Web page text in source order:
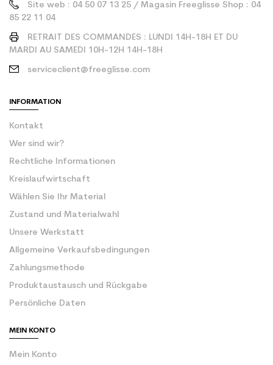
Site web : 04 50 07 13 25 / Magasin Freeglisse Shop : 04
85 22 11 04
RETRAIT DES COMMANDES : LUNDI 14H-18H ET DU
MARDI AU SAMEDI 10H-12H 14H-18H
serviceclient@freeglisse.com
INFORMATION
Kontakt
Wer sind wir?
Rechtliche Informationen
Kreislaufwirtschaft
Wählen Sie Ihr Material
Zustand und Materialwahl
Unsere Werkstatt
Allgemeine Verkaufsbedingungen
Zahlungsmethode
Produktaustausch und Rückgabe
Persönliche Daten
MEIN KONTO
Mein Konto